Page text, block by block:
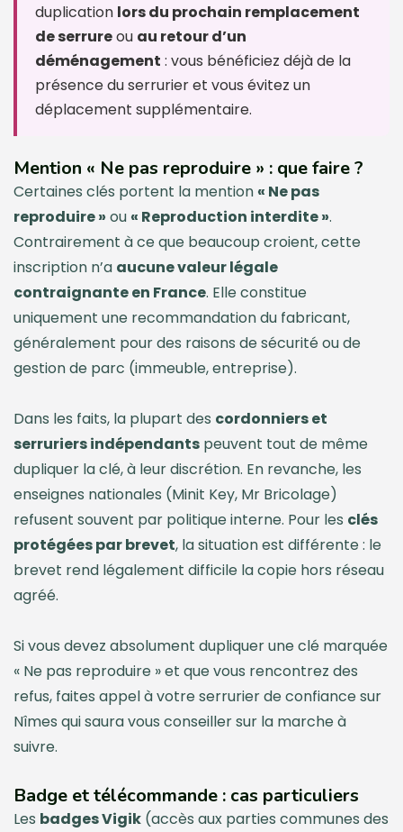
duplication lors du prochain remplacement
de serrureou au retour d’un
déménagement : vous bénéficiez déjà de la
présence du serrurier et vous évitez un
déplacement supplémentaire.
Mention « Ne pas reproduire » : que faire ?
Certaines clés portent la mention « Ne pas
reproduire » ou « Reproduction interdite ».
Contrairement à ce que beaucoup croient, cette
inscription n’a aucune valeur légale
contraignante en France. Elle constitue
uniquement une recommandation du fabricant,
généralement pour des raisons de sécurité ou de
gestion de parc (immeuble, entreprise).
Dans les faits, la plupart des cordonniers et
serruriers indépendants peuvent tout de même
dupliquer la clé, à leur discrétion. En revanche, les
enseignes nationales (Minit Key, Mr Bricolage)
refusent souvent par politique interne. Pour les clés
protégées par brevet, la situation est différente : le
brevet rend légalement difficile la copie hors réseau
agréé.
Si vous devez absolument dupliquer une clé marquée
« Ne pas reproduire » et que vous rencontrez des
refus, faites appel à votre serrurier de confiance sur
Nîmes qui saura vous conseiller sur la marche à
suivre.
Badge et télécommande : cas particuliers
Les badges Vigik (accès aux parties communes des